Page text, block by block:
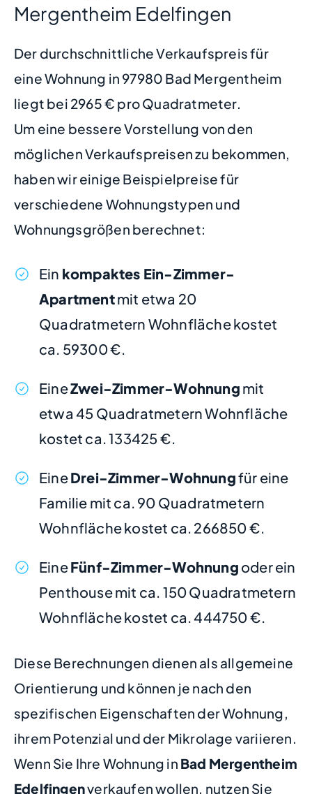
Mergentheim Edelfingen
Der durchschnittliche Verkaufspreis für
eine Wohnung in 97980 Bad Mergentheim
liegt bei 2965 € pro Quadratmeter.
Um eine bessere Vorstellung von den
möglichen Verkaufspreisen zu bekommen,
haben wir einige Beispielpreise für
verschiedene Wohnungstypen und
Wohnungsgrößen berechnet:
Ein kompaktes Ein-Zimmer-
Apartmentmit etwa 20
Quadratmetern Wohnfläche kostet
ca. 59300 €.
EineZwei-Zimmer-Wohnung mit
etwa 45 Quadratmetern Wohnfläche
kostet ca. 133425 €.
EineDrei-Zimmer-Wohnungfür eine
Familie mit ca. 90 Quadratmetern
Wohnfläche kostet ca. 266850 €.
EineFünf-Zimmer-Wohnung oder ein
Penthouse mit ca. 150 Quadratmetern
Wohnfläche kostet ca. 444750 €.
Diese Berechnungen dienen als allgemeine
Orientierung und können je nach den
spezifischen Eigenschaften der Wohnung,
ihrem Potenzial und der Mikrolage variieren.
Wenn Sie Ihre Wohnung in Bad Mergentheim
Edelfingenverkaufen wollen, nutzen Sie